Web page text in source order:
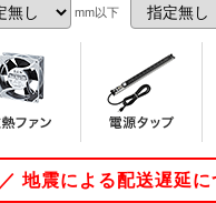
mm以下
地震による配送遅延